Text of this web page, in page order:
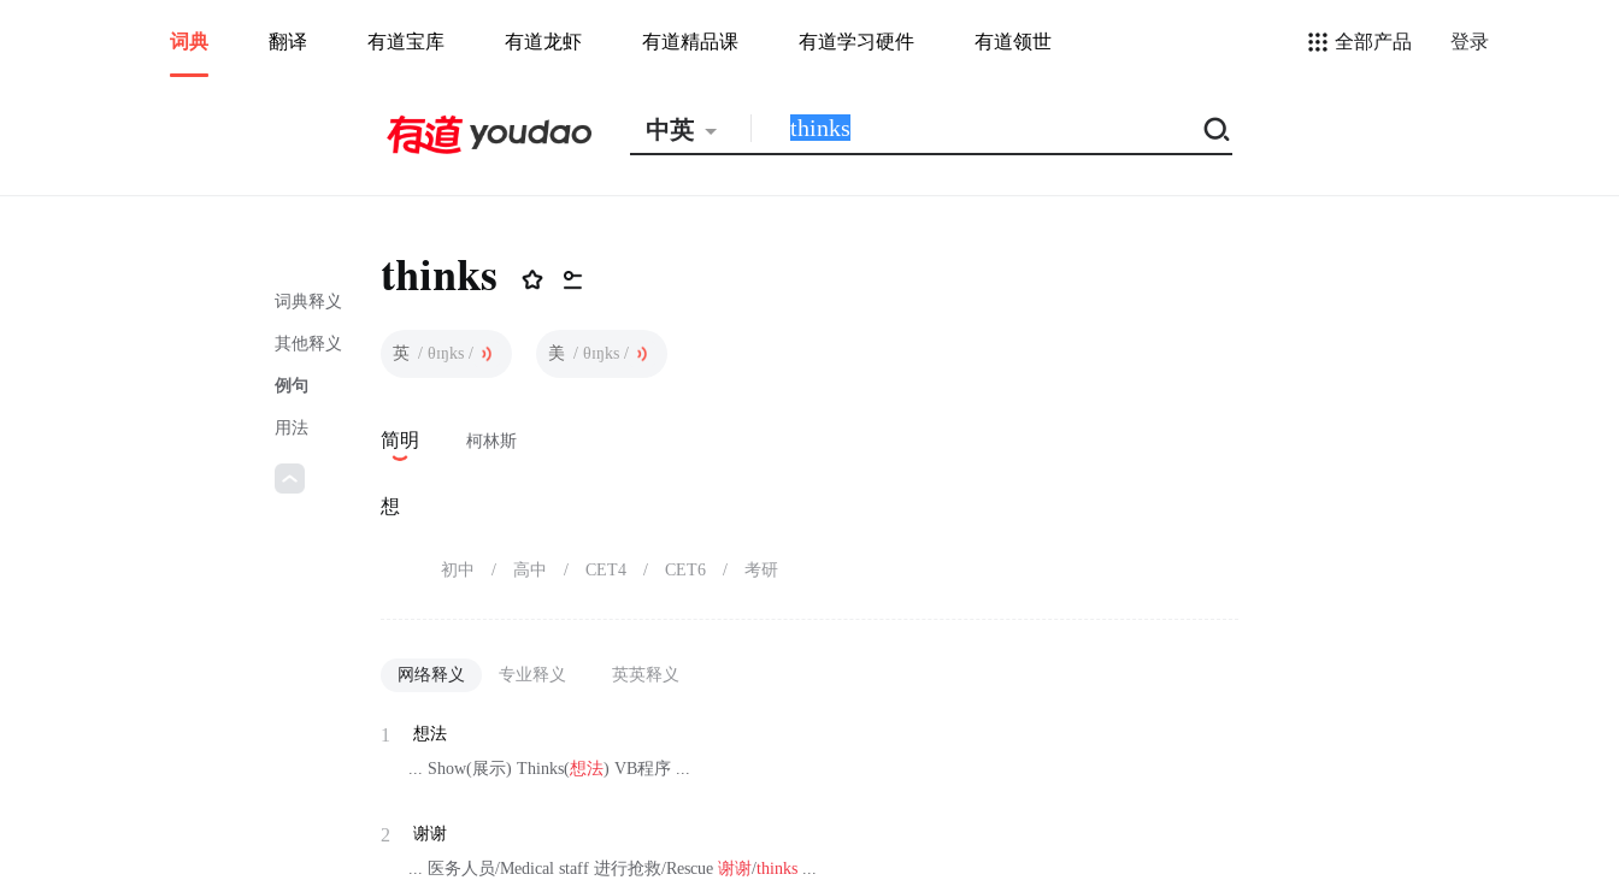
词典 翻译 有道宝库 有道龙虾 有道精品课 有道学习硬件 有道领世 全部产品 登录
中英
词典释义
其他释义
例句
用法
thinks
英 / θɪŋks / 美 / θɪŋks /
简明 柯林斯
想
初中 / 高中 / CET4 / CET6 / 考研
网络释义 专业释义 英英释义
1
想法
... Show(展示) Thinks(想法) VB程序 ...
2
谢谢
... 医务人员/Medical staff 进行抢救/Rescue谢谢/thinks ...